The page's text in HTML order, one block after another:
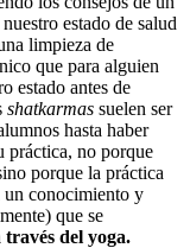
estado de salud
limpieza de
que para alguien
estado antes de
shatkarmas suelen ser
hasta haber
práctica, no porque
porque la práctica
un conocimiento y
que se
través del yoga.